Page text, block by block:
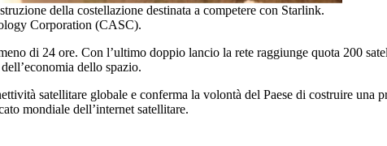
della costellazione destinata a competere con Starlink.
Corporation (CASC).
di 24 ore. Con l’ultimo doppio lancio la rete raggiunge quota 200
dello spazio.
satellitare globale e conferma la volontà del Paese di costruire una
mondiale dell’internet satellitare.